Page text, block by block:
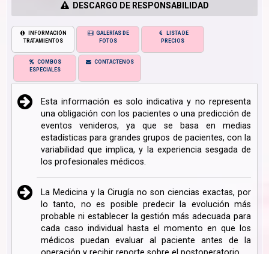
DESCARGO DE RESPONSABILIDAD
INFORMACIÓN
TRATAMIENTOS
GALERÍAS DE
FOTOS
LISTA DE
PRECIOS
COMBOS
ESPECIALES
CONTÁCTENOS
Esta información es solo indicativa y no representa
una obligación con los pacientes o una predicción de
eventos venideros, ya que se basa en medias
estadísticas para grandes grupos de pacientes, con la
variabilidad que implica, y la experiencia sesgada de
los profesionales médicos.
La Medicina y la Cirugía no son ciencias exactas, por
lo tanto, no es posible predecir la evolución más
probable ni establecer la gestión más adecuada para
cada caso individual hasta el momento en que los
médicos puedan evaluar al paciente antes de la